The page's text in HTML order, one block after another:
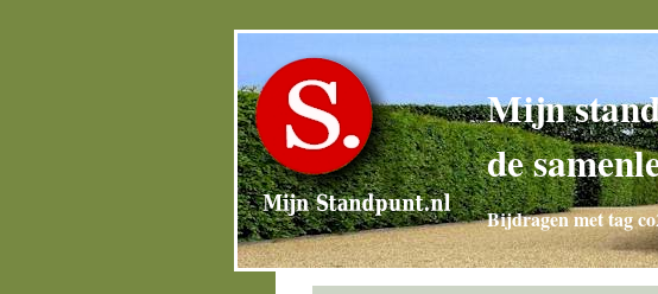
Mijn
de
Bijdragen met tag